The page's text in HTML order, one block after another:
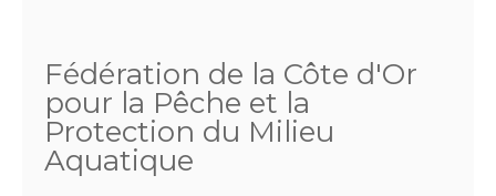
Fédération de la Côte d'Or
pour la Pêche et la
Protection du Milieu
Aquatique